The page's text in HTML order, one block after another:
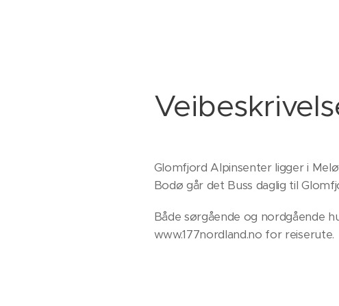
Glomfjord Alpinsenter ligger i
Bodø går det Buss daglig til
Både sørgående og nordgående
www.177nordland.no for reiserute.